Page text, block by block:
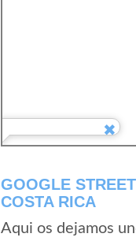
GOOGLE
COSTA RICA
Aqui os dejamos